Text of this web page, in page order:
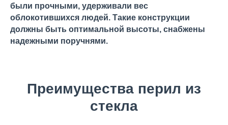
были прочными, удерживали вес
облокотившихся людей. Такие конструкции
должны быть оптимальной высоты, снабжены
надежными поручнями.
Преимущества перил из
стекла